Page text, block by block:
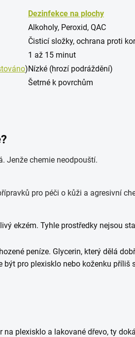
Dezinfekce na plochy
Alkoholy, Peroxid, QAC
Čisticí složky, ochrana proti
1 až 15 minut
)Nízké (hrozí podráždění)
Šetrné k povrchům
Jenže chemie neodpouští.
ekzém. Tyhle prostředky nejsou
peníze. Glycerin, který dělá
být pro plexisklo nebo koženku
na plexisklo a lakované dřevo, ty